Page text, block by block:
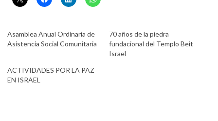
Asamblea Anual Ordinaria de
Asistencia Social Comunitaria
70 años de la piedra
fundacional del Templo Beit
Israel
ACTIVIDADES POR LA PAZ
EN ISRAEL